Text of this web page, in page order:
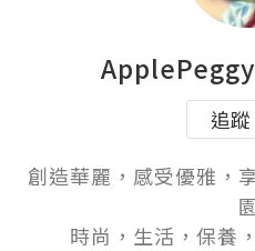
追蹤
創造華麗，感受優雅，
時尚，生活，保養